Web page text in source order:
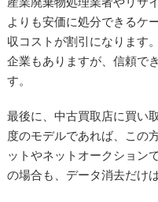
よりも安価に処分できるケ
収コストが割引になります
企業もありますが、信頼で
す。
最後に、中古買取店に買い
度のモデルであれば、この
ットやネットオークション
の場合も、データ消去だけ